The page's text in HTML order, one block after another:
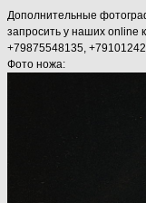
Дополнительные
запросить у наших online
+79875548135,
Фото ножа: